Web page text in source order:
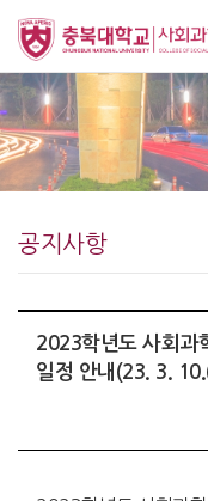
공지사항
2023학년도 사회과
일정 안내(23. 3.